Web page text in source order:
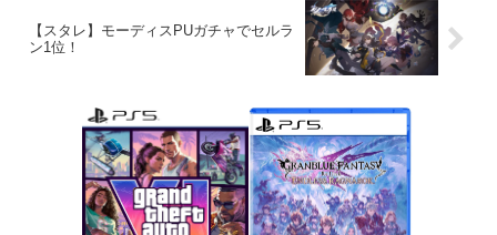
【スタレ】モーディスPUガチャでセルラ
ン1位！